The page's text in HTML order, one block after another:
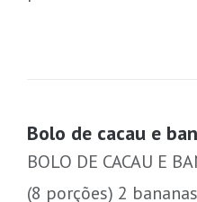
Bolo de cacau e
BOLO DE CACAU E
(8 porções) 2